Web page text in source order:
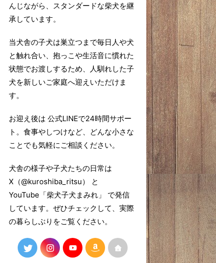
んじながら、スタンダードな柴犬を継
承しています。
当犬舎の子犬は巣立つまで毎日人や犬
と触れ合い、抱っこや生活音に慣れた
状態でお渡しするため、人馴れした子
犬を新しいご家庭へ迎えいただけま
す。
お迎え後は 公式LINEで24時間サポー
ト。食事やしつけなど、どんな小さな
ことでも気軽にご相談ください。
犬舎の様子や子犬たちの日常は
X（@kuroshiba_ritsu） と
YouTube「柴犬子犬まみれ」 で発信
しています。ぜひチェックして、実際
の暮らしぶりをご覧ください。